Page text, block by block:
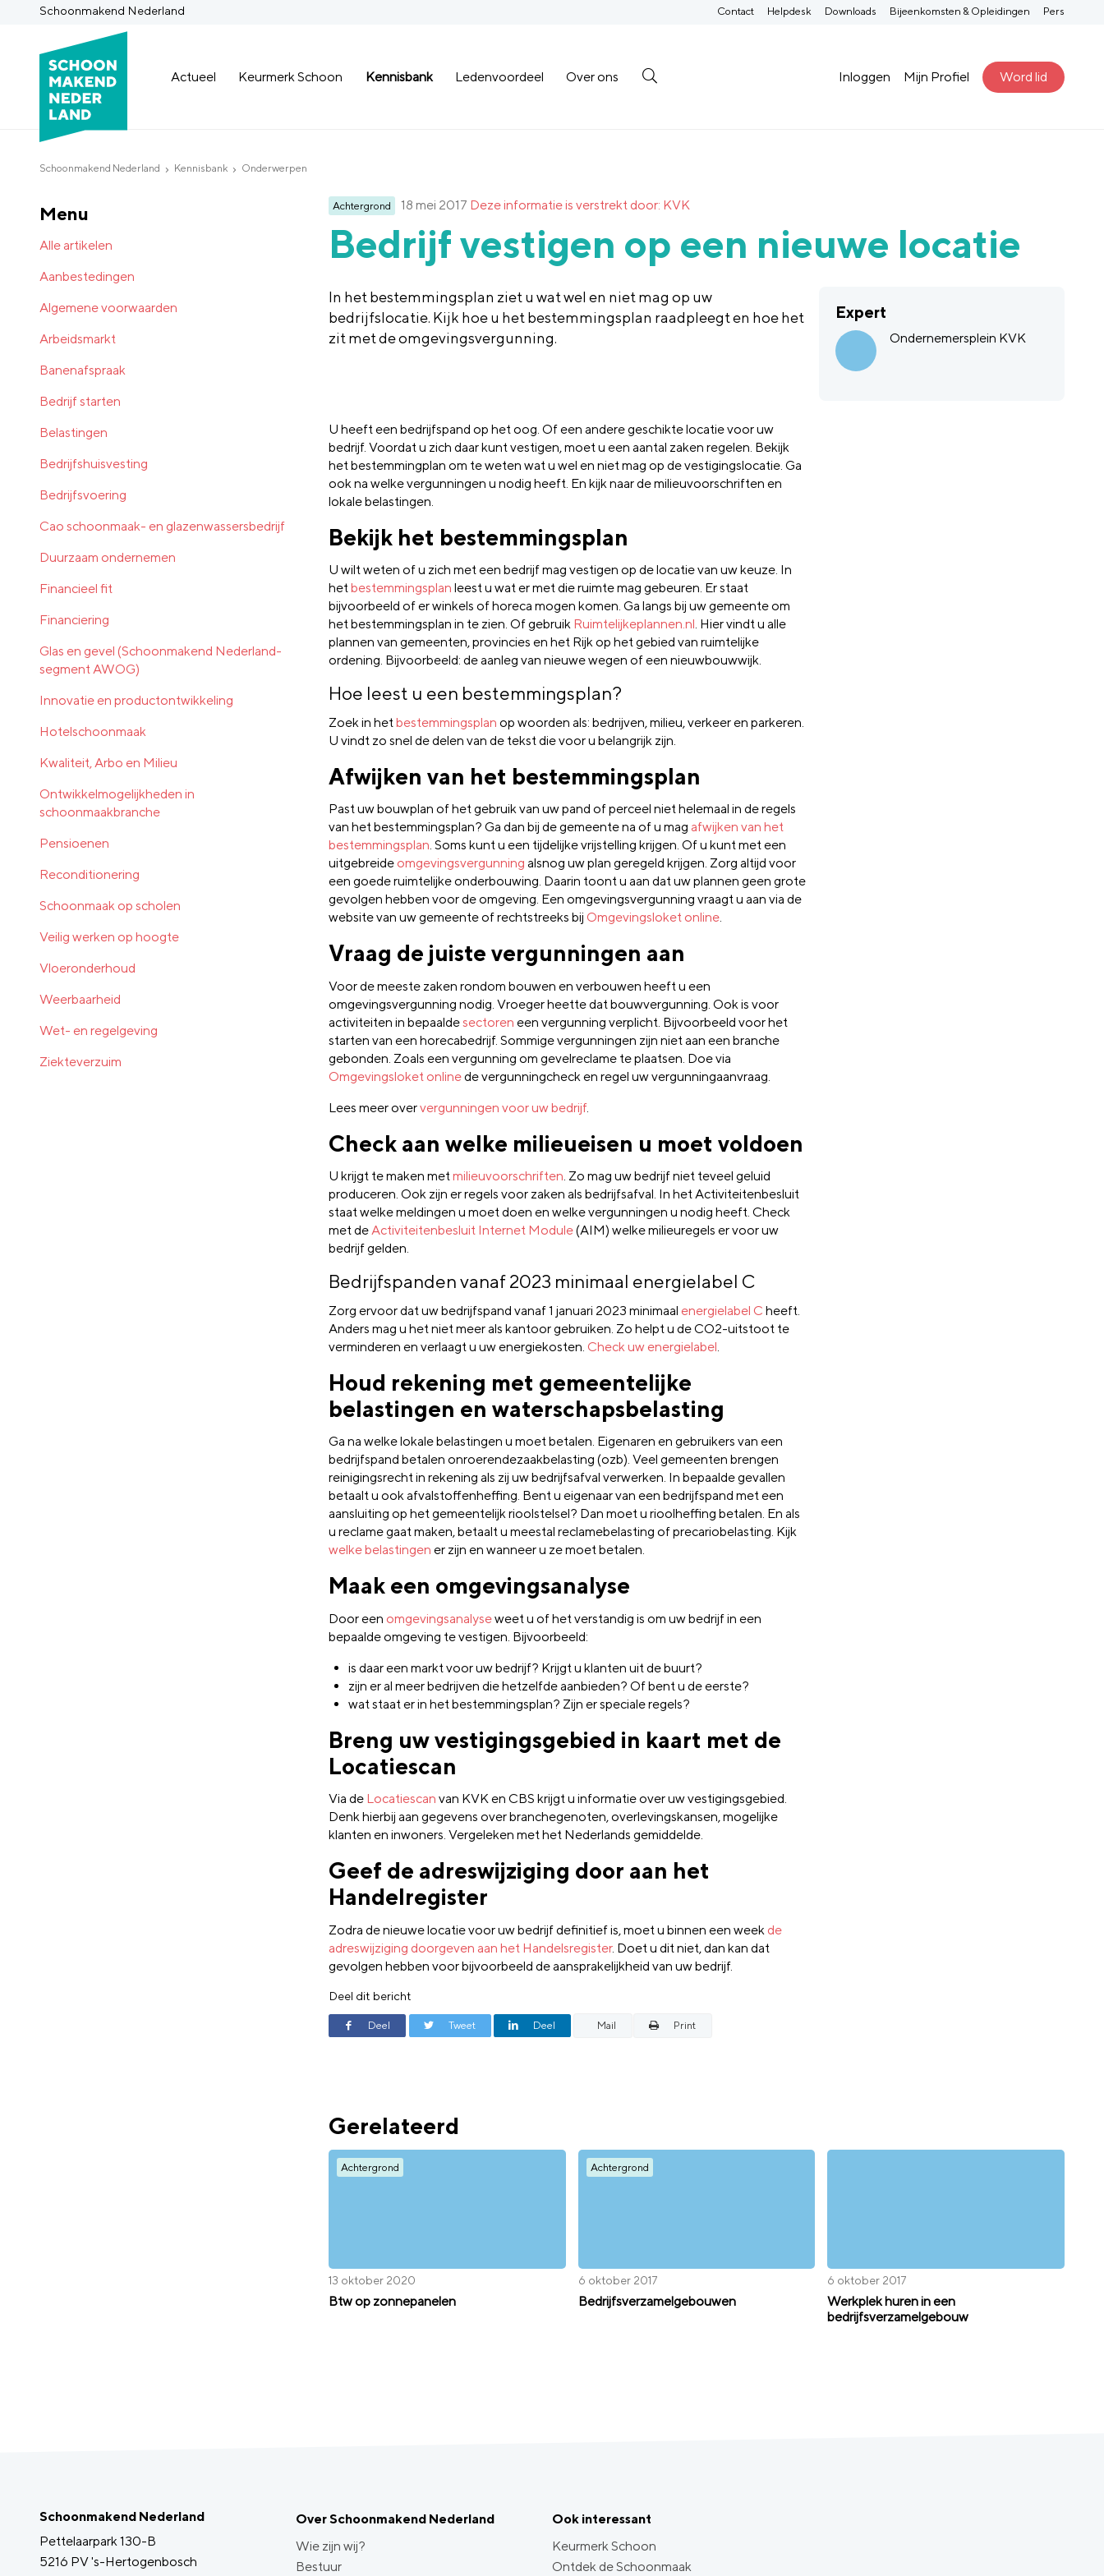
Schoonmakend Nederland
Actueel Keurmerk Schoon Kennisbank Ledenvoordeel Over ons Inloggen Mijn Profiel Word lid
Contact Helpdesk Downloads Bijeenkomsten & Opleidingen Pers
Schoonmakend Nederland Kennisbank Onderwerpen
Achtergrond 18 mei 2017 Deze informatie is verstrekt door: KVK
Bedrijf vestigen op een nieuwe locatie
In het bestemmingsplan ziet u wat wel en niet mag op uw
bedrijfslocatie. Kijk hoe u het bestemmingsplan raadpleegt en hoe het
zit met de omgevingsvergunning.
Expert
Ondernemersplein KVK
U heeft een bedrijfspand op het oog. Of een andere geschikte locatie voor uw
bedrijf. Voordat u zich daar kunt vestigen, moet u een aantal zaken regelen. Bekijk
het bestemmingplan om te weten wat u wel en niet mag op de vestigingslocatie. Ga
ook na welke vergunningen u nodig heeft. En kijk naar de milieuvoorschriften en
lokale belastingen.
Bekijk het bestemmingsplan
U wilt weten of u zich met een bedrijf mag vestigen op de locatie van uw keuze. In
hetbestemmingsplan leest u wat er met die ruimte mag gebeuren. Er staat
bijvoorbeeld of er winkels of horeca mogen komen. Ga langs bij uw gemeente om
het bestemmingsplan in te zien. Of gebruik Ruimtelijkeplannen.nl. Hier vindt u alle
plannen van gemeenten, provincies en het Rijk op het gebied van ruimtelijke
ordening. Bijvoorbeeld: de aanleg van nieuwe wegen of een nieuwbouwwijk.
Hoe leest u een bestemmingsplan?
Zoek in het bestemmingsplan op woorden als: bedrijven, milieu, verkeer en parkeren.
U vindt zo snel de delen van de tekst die voor u belangrijk zijn.
Afwijken van het bestemmingsplan
Past uw bouwplan of het gebruik van uw pand of perceel niet helemaal in de regels
van het bestemmingsplan? Ga dan bij de gemeente na of u mag afwijken van het
bestemmingsplan. Soms kunt u een tijdelijke vrijstelling krijgen. Of u kunt met een
uitgebreide omgevingsvergunning alsnog uw plan geregeld krijgen. Zorg altijd voor
een goede ruimtelijke onderbouwing. Daarin toont u aan dat uw plannen geen grote
gevolgen hebben voor de omgeving. Een omgevingsvergunning vraagt u aan via de
website van uw gemeente of rechtstreeks bij Omgevingsloket online.
Vraag de juiste vergunningen aan
Voor de meeste zaken rondom bouwen en verbouwen heeft u een
omgevingsvergunning nodig. Vroeger heette dat bouwvergunning. Ook is voor
activiteiten in bepaaldesectoren een vergunning verplicht. Bijvoorbeeld voor het
starten van een horecabedrijf. Sommige vergunningen zijn niet aan een branche
gebonden. Zoals een vergunning om gevelreclame te plaatsen. Doe via
Omgevingsloket onlinede vergunningcheck en regel uw vergunningaanvraag.
Lees meer oververgunningen voor uw bedrijf.
Check aan welke milieueisen u moet voldoen
U krijgt te maken metmilieuvoorschriften. Zo mag uw bedrijf niet teveel geluid
produceren. Ook zijn er regels voor zaken als bedrijfsafval. In het Activiteitenbesluit
staat welke meldingen u moet doen en welke vergunningen u nodig heeft. Check
met deActiviteitenbesluit Internet Module(AIM) welke milieuregels er voor uw
bedrijf gelden.
Bedrijfspanden vanaf 2023 minimaal energielabel C
Zorg ervoor dat uw bedrijfspand vanaf 1 januari 2023 minimaal energielabel C heeft.
Anders mag u het niet meer als kantoor gebruiken. Zo helpt u de CO2-uitstoot te
verminderen en verlaagt u uw energiekosten. Check uw energielabel
Houd rekening met gemeentelijke
belastingen en waterschapsbelasting
Ga na welke lokale belastingen u moet betalen. Eigenaren en gebruikers van een
bedrijfspand betalen onroerendezaakbelasting (ozb). Veel gemeenten brengen
reinigingsrecht in rekening als zij uw bedrijfsafval verwerken. In bepaalde gevallen
betaalt u ook afvalstoffenheffing. Bent u eigenaar van een bedrijfspand met een
aansluiting op het gemeentelijk rioolstelsel? Dan moet u rioolheffing betalen. En als
u reclame gaat maken, betaalt u meestal reclamebelasting of precariobelasting. Kijk
welke belastingen er zijn en wanneer u ze moet betalen.
Maak een omgevingsanalyse
Door een omgevingsanalyseweet u of het verstandig is om uw bedrijf in een
bepaalde omgeving te vestigen. Bijvoorbeeld:
is daar een markt voor uw bedrijf? Krijgt u klanten uit de buurt?
zijn er al meer bedrijven die hetzelfde aanbieden? Of bent u de eerste?
wat staat er in het bestemmingsplan? Zijn er speciale regels?
Breng uw vestigingsgebied in kaart met de
Locatiescan
Via de Locatiescan van KVK en CBS krijgt u informatie over uw vestigingsgebied.
Denk hierbij aan gegevens over branchegenoten, overlevingskansen, mogelijke
klanten en inwoners. Vergeleken met het Nederlands gemiddelde.
Geef de adreswijziging door aan het
Handelregister
Zodra de nieuwe locatie voor uw bedrijf definitief is, moet u binnen een week de
adreswijziging doorgeven aan het Handelsregister. Doet u dit niet, dan kan dat
gevolgen hebben voor bijvoorbeeld de aansprakelijkheid van uw bedrijf.
Deel dit bericht
Deel Tweet Deel Mail Print
Gerelateerd
Achtergrond
13 oktober 2020
Btw op zonnepanelen
Achtergrond
6 oktober 2017
Bedrijfsverzamelgebouwen
6 oktober 2017
Werkplek huren in een
bedrijfsverzamelgebouw
Menu
Alle artikelen
Aanbestedingen
Algemene voorwaarden
Arbeidsmarkt
Banenafspraak
Bedrijf starten
Belastingen
Bedrijfshuisvesting
Bedrijfsvoering
Cao schoonmaak- en glazenwassersbedrijf
Duurzaam ondernemen
Financieel fit
Financiering
Glas en gevel (Schoonmakend Nederland-
segment AWOG)
Innovatie en productontwikkeling
Hotelschoonmaak
Kwaliteit, Arbo en Milieu
Ontwikkelmogelijkheden in
schoonmaakbranche
Pensioenen
Reconditionering
Schoonmaak op scholen
Veilig werken op hoogte
Vloeronderhoud
Weerbaarheid
Wet- en regelgeving
Ziekteverzuim
Schoonmakend Nederland
Pettelaarpark 130-B
5216 PV 's-Hertogenbosch
Over Schoonmakend Nederland
Wie zijn wij?
Bestuur
Ook interessant
Keurmerk Schoon
Ontdek de Schoonmaak